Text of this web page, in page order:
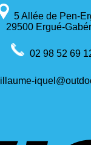
5 Allée de Pen-
29500 Ergué-
02 98 52 69